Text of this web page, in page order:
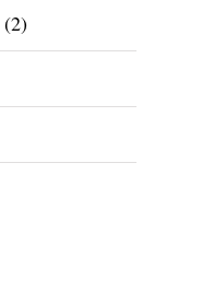
(2)